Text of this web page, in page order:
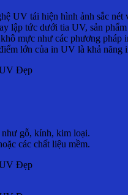
UV tái hiện hình ảnh sắc
lập tức dưới tia UV, sản
mực như các phương pháp
lớn của in UV là khả
gỗ, kính, kim loại.
các chất liệu mềm.